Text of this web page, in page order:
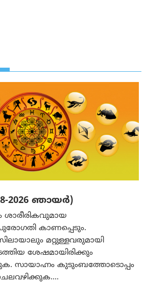
2026 ഞായര്‍)
ശാരീരികവുമായ
കാണപ്പെടും.
മറ്റുള്ളവരുമായി
ശേഷമായിരിക്കും
സായാഹ്നം കുടുംബത്തോടൊപ്പം